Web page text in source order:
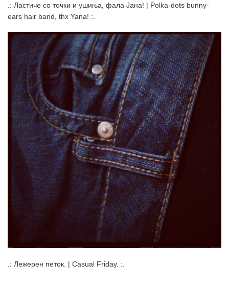
.: Ластиче со точки и ушиња, фала Јана! | Polka-dots bunny-
ears hair band, thx Yana! :.
.: Лежерен петок. | Casual Friday. :.